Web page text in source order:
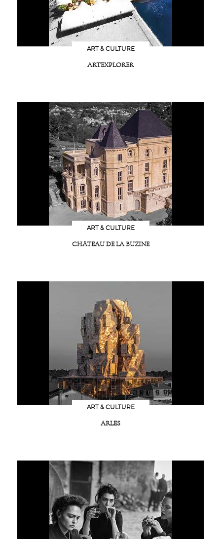
ART & CULTURE
ARTEXPLORER
ART & CULTURE
CHÂTEAU DE LA BUZINE
ART & CULTURE
ARLES